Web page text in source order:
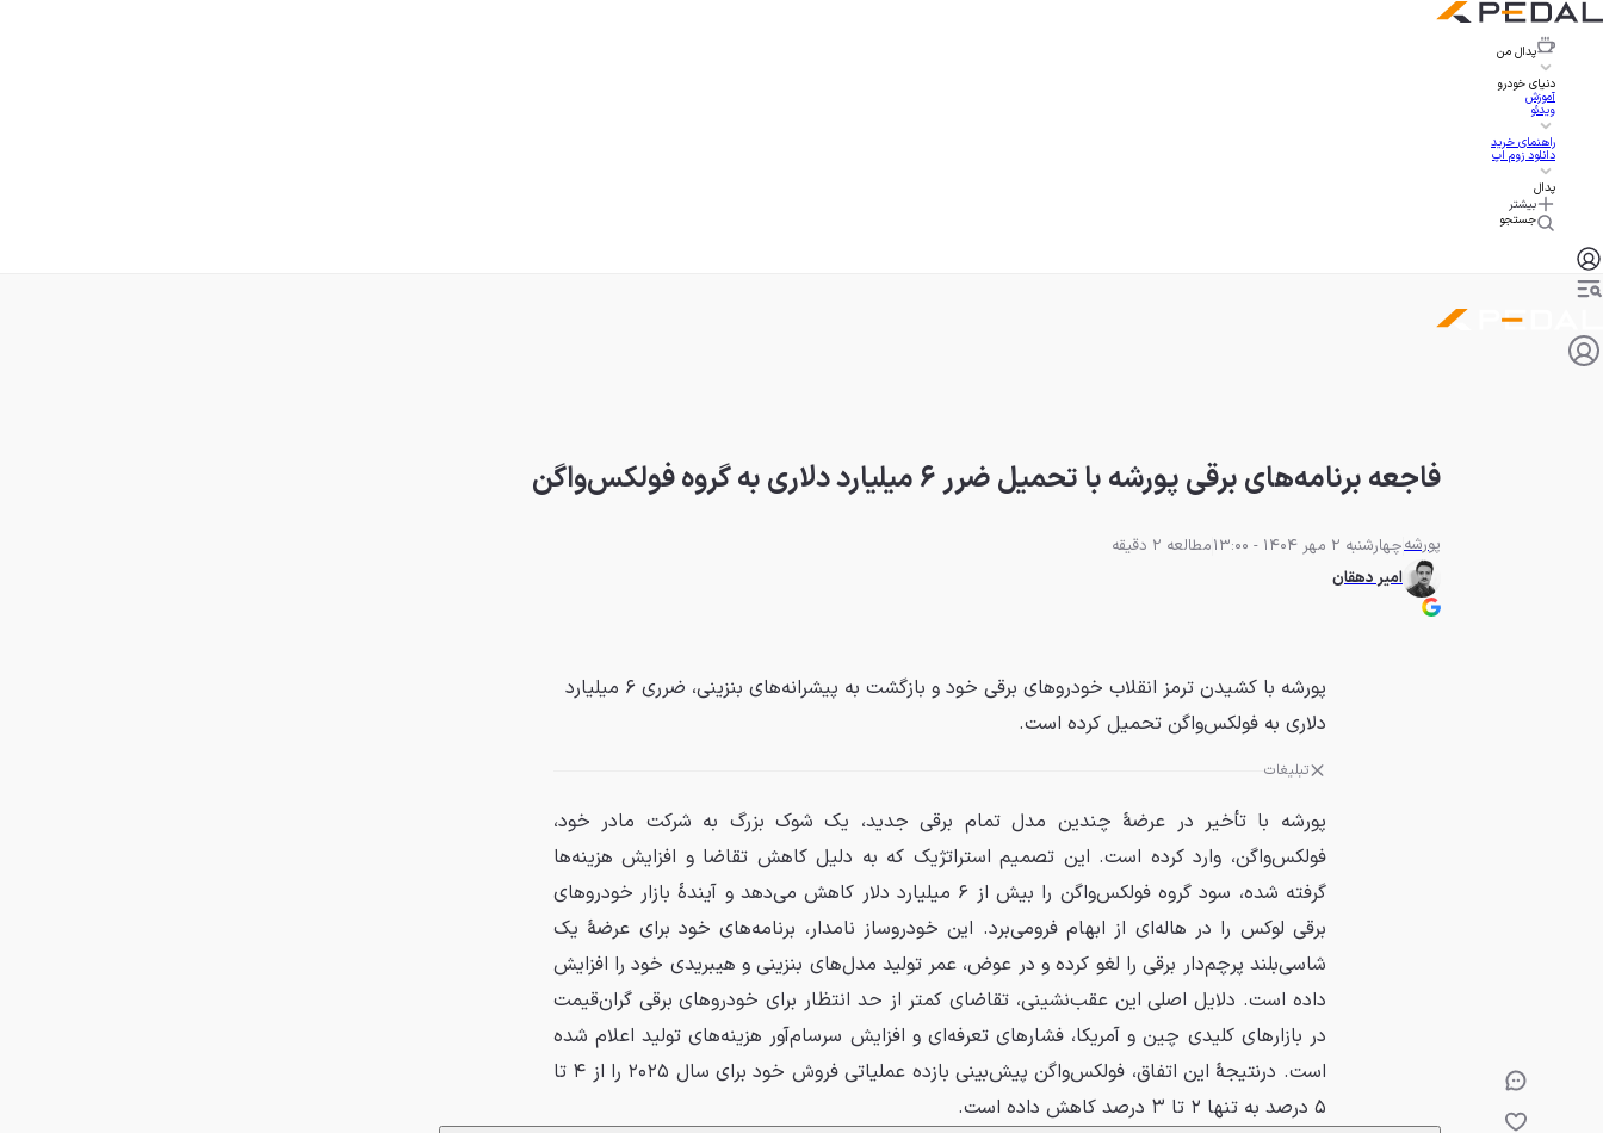
پدال من
دنیای خودرو
آموزش
ویدئو
راهنمای خرید
دانلود زوم اپ
پدال
بیشتر
جستجو
فاجعه برنامه‌های برقی پورشه با تحمیل ضرر ۶ میلیارد دلاری به گروه فولکس‌واگن
پورشهچهارشنبه 2 مهر 1404 - 13:00
مطالعه 2 دقیقه
امیر دهقان
پورشه با کشیدن ترمز انقلاب خودروهای برقی خود و بازگشت به پیشرانه‌های بنزینی، ضرری ۶ میلیارد
دلاری به فولکس‌واگن تحمیل کرده است.
تبلیغات
پورشه با تأخیر در عرضهٔ چندین مدل تمام برقی جدید، یک شوک بزرگ به شرکت مادر خود،
فولکس‌واگن، وارد کرده است. این تصمیم استراتژیک که به دلیل کاهش تقاضا و افزایش هزینه‌ها
گرفته شده، سود گروه فولکس‌واگن را بیش از ۶ میلیارد دلار کاهش می‌دهد و آیندهٔ بازار خودروهای
برقی لوکس را در هاله‌ای از ابهام فرومی‌برد. این خودروساز نامدار، برنامه‌های خود برای عرضهٔ یک
شاسی‌بلند پرچم‌دار برقی را لغو کرده و در عوض، عمر تولید مدل‌های بنزینی و هیبریدی خود را افزایش
داده است. دلایل اصلی این عقب‌نشینی، تقاضای کمتر از حد انتظار برای خودروهای برقی گران‌قیمت
در بازارهای کلیدی چین و آمریکا، فشارهای تعرفه‌ای و افزایش سرسام‌آور هزینه‌های تولید اعلام شده
است. درنتیجهٔ این اتفاق، فولکس‌واگن پیش‌بینی بازده عملیاتی فروش خود برای سال ۲۰۲۵ را از ۴ تا
۵ درصد به تنها ۲ تا ۳ درصد کاهش داده است.